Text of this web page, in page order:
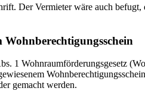
Der Vermieter wäre auch
Wohnberechtigungsschein
1 Wohnraumförderungsgesetz
gemacht werden.